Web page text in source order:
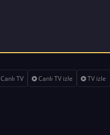
Canlı TV Canlı TV izle TV izle